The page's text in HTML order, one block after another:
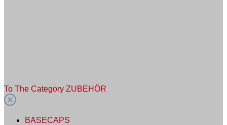
To The Category ZUBEHÖR
BASECAPS